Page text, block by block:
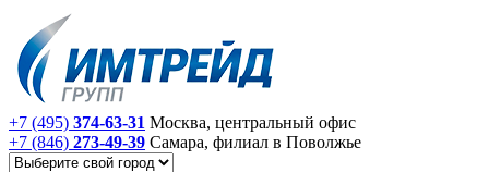
+7 (495) 374-63-31 Москва, центральный офис
+7 (846) 273-49-39 Самара, филиал в Поволжье